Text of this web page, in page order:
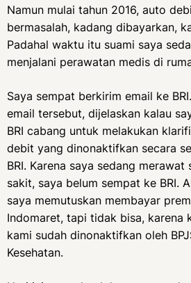
Namun mulai tahun 2016, auto
bermasalah, kadang dibayarkan,
Padahal waktu itu suami saya
menjalani perawatan medis di
Saya sempat berkirim email ke
email tersebut, dijelaskan kalau
BRI cabang untuk melakukan
debit yang dinonaktifkan secara
BRI. Karena saya sedang merawat
sakit, saya belum sempat ke BRI.
saya memutuskan membayar
Indomaret, tapi tidak bisa, karena
kami sudah dinonaktifkan oleh
Kesehatan.